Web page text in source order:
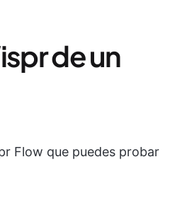
de un
Flow que puedes probar